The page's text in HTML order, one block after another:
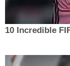
10 Incredible